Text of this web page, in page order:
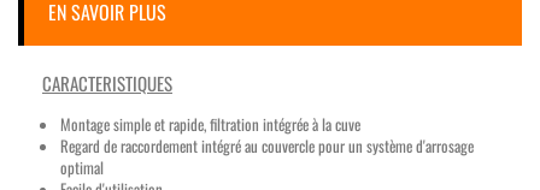
EN SAVOIR PLUS
CARACTERISTIQUES
Montage simple et rapide, filtration intégrée à la cuve
Regard de raccordement intégré au couvercle pour un système d'arrosage
optimal